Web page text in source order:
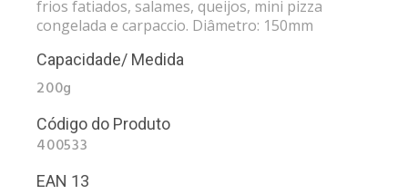
frios fatiados, salames, queijos, mini pizza
congelada e carpaccio. Diâmetro: 150mm
Capacidade/ Medida
200g
Código do Produto
400533
EAN 13